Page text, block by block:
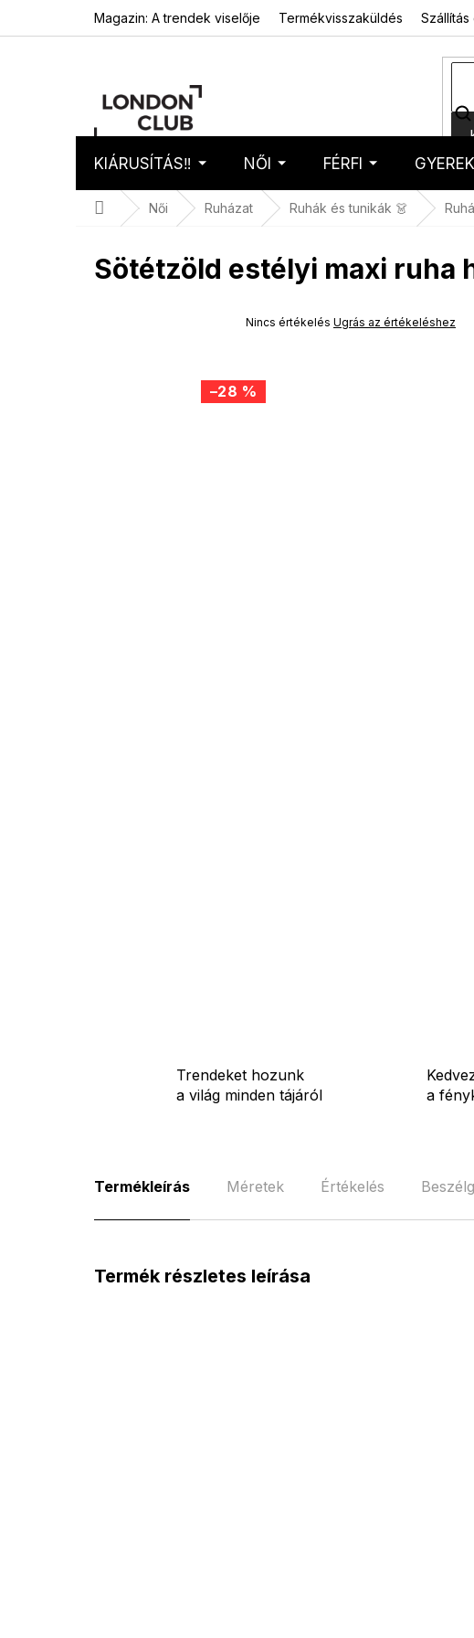
Magazin: A trendek viselője Termékvisszaküldés
KIÁRUSÍTÁS‼️ NŐI FÉRFI
Kezdőlap
Női Ruházat Ruhák és tunikák 👗
Sötétzöld estélyi maxi ruha
G_SUMMER35:35:HUF:P:f!2026-A
5-
ből
Nincs értékelés Ugrás az értékeléshez
–28 %
Trendeket hozunk
a világ minden tájáról
a
Termékleírás Méretek Értékelés
Termék részletes leírása